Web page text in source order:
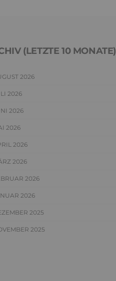
(LETZTE 10 MONATE)
2026
2026
2026
2026
2026
2026
2026
2026
2025
2025